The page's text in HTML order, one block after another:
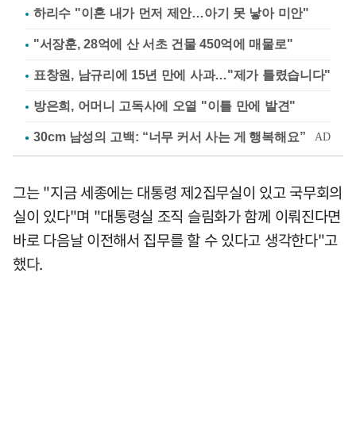
하리수 "이혼 내가 먼저 제안…아기 못 낳아 미안"
"서장훈, 28억에 산 서초 건물 450억에 매물로"
표창원, 남규리에 15년 만에 사과…"제가 틀렸습니다"
방은희, 어머니 고독사에 오열 "이틀 만에 발견"
그는 "지금 세종에는 대통령 제2집무실이 있고 국무회의
실이 있다"며 "대통령실 조직 슬림화가 함께 이뤄진다면
바로 다음날 이전해서 집무를 할 수 있다고 생각한다"고
했다.